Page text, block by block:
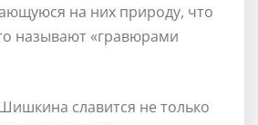
на них природу, что
называют «гравюрами
славится не только